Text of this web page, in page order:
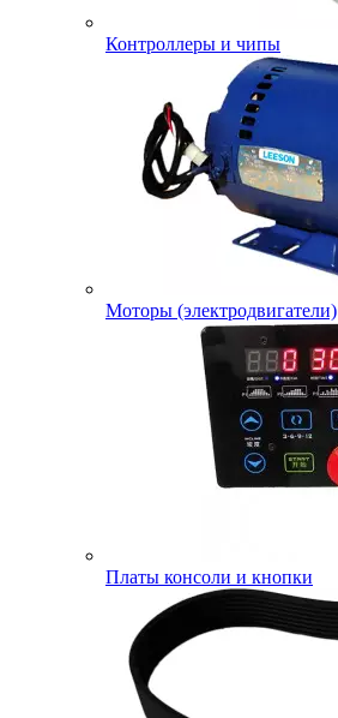
Контроллеры и чипы
Моторы (электродвигатели)
Платы консоли и кнопки